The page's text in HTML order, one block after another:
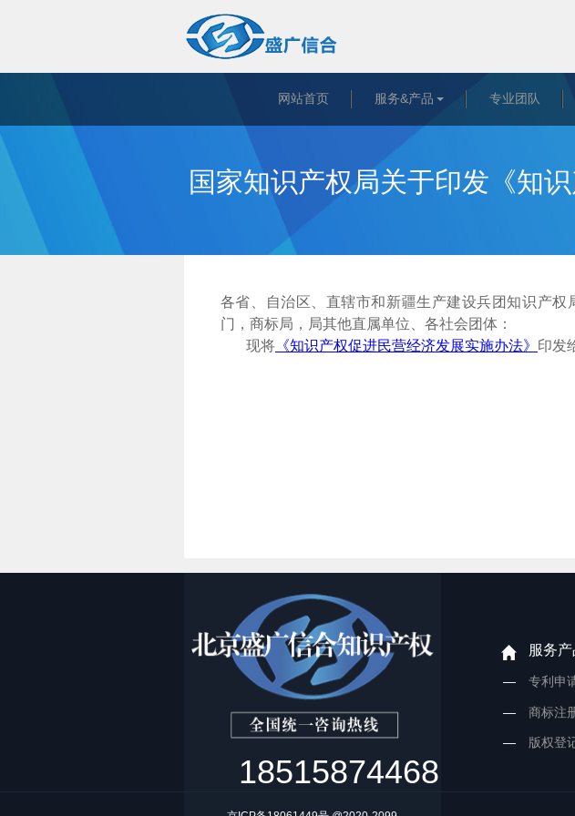
网站首页 服务&产品 专业团队
国家知识产权局关于印发《知
各省、自治区、直辖市和新疆生产建设兵团知识产
门，商标局，局其他直属单位、各社会团体：
现将《知识产权促进民营经济发展实施办法》 印发
18515874468
服务产
专利申
商标注
版权登